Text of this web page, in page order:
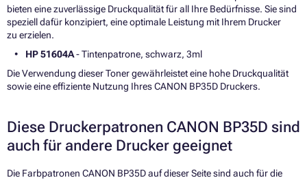
bieten eine zuverlässige Druckqualität für all Ihre Bedürfnisse. Sie sind
speziell dafür konzipiert, eine optimale Leistung mit Ihrem Drucker
zu erzielen.
HP 51604A- Tintenpatrone, schwarz, 3ml
Die Verwendung dieser Toner gewährleistet eine hohe Druckqualität
sowie eine effiziente Nutzung Ihres CANON BP35D Druckers.
Diese Druckerpatronen CANON BP35D sind
auch für andere Drucker geeignet
Die Farbpatronen CANON BP35D auf dieser Seite sind auch für die